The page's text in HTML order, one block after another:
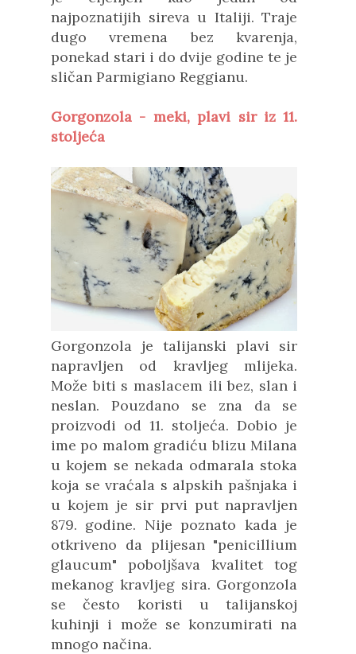
najpoznatijih sireva u Italiji. Traje
dugo vremena bez kvarenja,
ponekad stari i do dvije godine te je
sličan Parmigiano Reggianu.
Gorgonzola - meki, plavi sir iz 11.
stoljeća
Gorgonzola je talijanski plavi sir
napravljen od kravljeg mlijeka.
Može biti s maslacem ili bez, slan i
neslan. Pouzdano se zna da se
proizvodi od 11. stoljeća. Dobio je
ime po malom gradiću blizu Milana
u kojem se nekada odmarala stoka
koja se vraćala s alpskih pašnjaka i
u kojem je sir prvi put napravljen
879. godine. Nije poznato kada je
otkriveno da plijesan "penicillium
glaucum" poboljšava kvalitet tog
mekanog kravljeg sira. Gorgonzola
se često koristi u talijanskoj
kuhinji i može se konzumirati na
mnogo načina.